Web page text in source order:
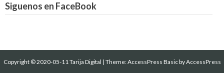
Siguenos en FaceBook
Copyright © 2020-05-11 Tarija Digital | Theme:AccessPress Basicby AccessPress